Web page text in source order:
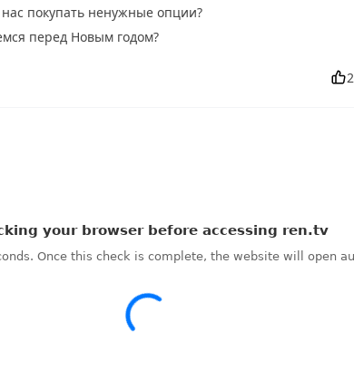
покупать ненужные опции?
перед Новым годом?
от 13.12.2025 последний выпуск, смотреть